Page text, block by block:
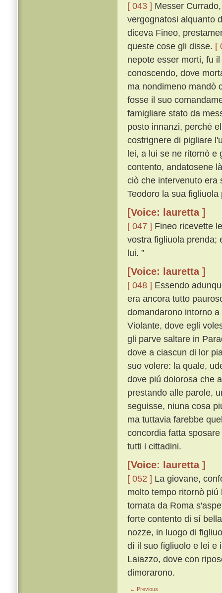
[ 043 ] Messer
vergognatosi alquanto
diceva Fineo,
queste cose gli disse. [
nepote esser morti, fu
conoscendo, dove
ma nondimeno mandò
fosse il suo
famigliare stato da
posto innanzi, perché
costrignere di pigliare
lei, a lui se ne ritornò
contento, andatosene
ciò che intervenuto era
Teodoro la sua
[Voice: lauretta ]
[ 047 ] Fineo ricevette
vostra figliuola prenda;
lui. ”
[Voice: lauretta ]
[ 048 ] Essendo
era ancora tutto
domandarono intorno
Violante, dove egli
gli parve saltare in
dove a ciascun di lor
suo volere: la quale,
dove piú dolorosa che
prestando alle parole,
seguisse, niuna cosa
ma tuttavia farebbe
concordia fatta
tutti i cittadini.
[Voice: lauretta ]
[ 052 ] La giovane,
molto tempo ritornò
tornata da Roma
forte contento di sí
nozze, in luogo di
dí il suo figliuolo e lei e
Laiazzo, dove con
dimorarono.
← Previous